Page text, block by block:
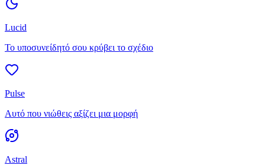
Lucid
Το υποσυνείδητό σου κρύβει το σχέδιο
Pulse
Αυτό που νιώθεις αξίζει μια μορφή
Astral